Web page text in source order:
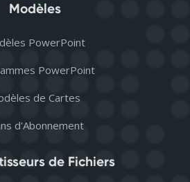
Modèles
PowerPoint
PowerPoint
de Cartes
d'Abonnement
de Fichiers